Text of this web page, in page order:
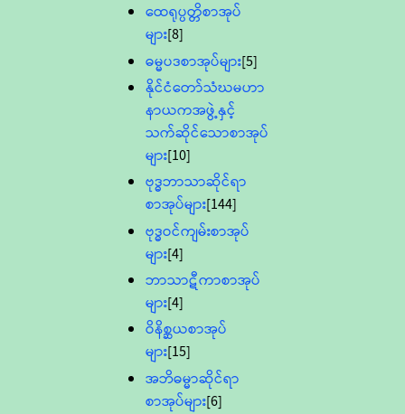
ထေရုပ္ပတ္တိစာအုပ်
များ[8]
ဓမ္မပဒစာအုပ်များ[5]
နိုင်ငံတော်သံဃမဟာ
နာယကအဖွဲ့နှင့်
သက်ဆိုင်သောစာအုပ်
များ[10]
ဗုဒ္ဓဘာသာဆိုင်ရာ
စာအုပ်များ[144]
ဗုဒ္ဓဝင်ကျမ်းစာအုပ်
များ[4]
ဘာသာဋီကာစာအုပ်
များ[4]
ဝိနိစ္ဆယစာအုပ်
များ[15]
အဘိဓမ္မာဆိုင်ရာ
စာအုပ်များ[6]